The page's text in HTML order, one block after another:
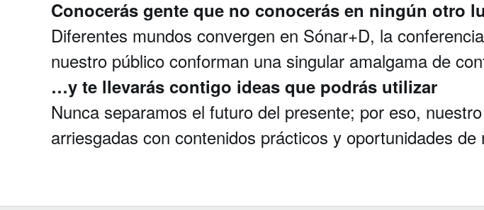
Conocerás gente que no conocerás en ningún otro
Diferentes mundos convergen en Sónar+D, la
nuestro público conforman una singular amalgama de
…y te llevarás contigo ideas que podrás utilizar
Nunca separamos el futuro del presente; por eso,
arriesgadas con contenidos prácticos y oportunidades de